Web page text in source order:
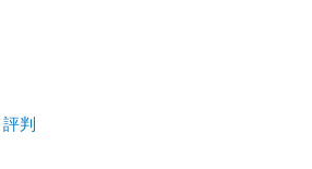
判